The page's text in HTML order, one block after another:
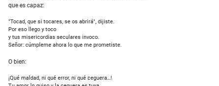
que es capaz:
"Tocad, que si tocares, se os abrirá", dijiste.
Por eso llego y toco
y tus misericordias seculares invoco.
Señor: cúmpleme ahora lo que me prometiste.
O bien:
¡Qué maldad, ni qué error, ni qué ceguera…!